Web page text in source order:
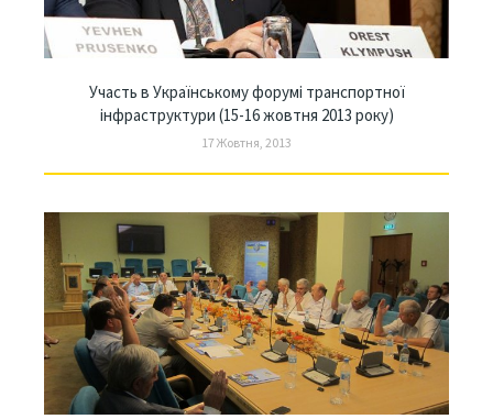
Участь в Українському форумі транспортної
інфраструктури (15-16 жовтня 2013 року)
17 Жовтня, 2013